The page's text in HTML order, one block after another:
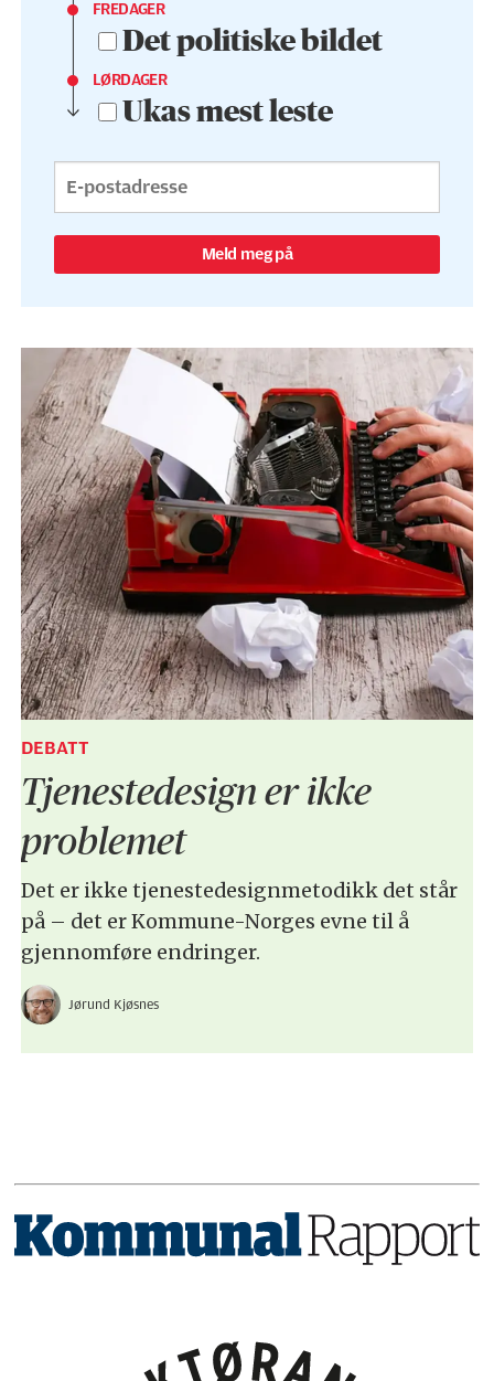
FREDAGER
Det politiske bildet
LØRDAGER
Ukas mest leste
Meld meg på
DEBATT
Tjenestedesign er ikke
problemet
Det er ikke tjenestedesignmetodikk det står
på – det er Kommune-Norges evne til å
gjennomføre endringer.
Jørund Kjøsnes